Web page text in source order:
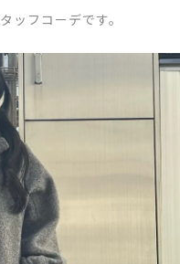
フコーデです。